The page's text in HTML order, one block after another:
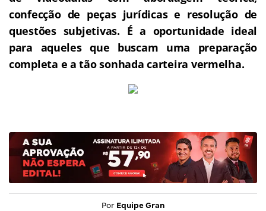
confecção de peças jurídicas e resolução de
questões subjetivas. É a oportunidade ideal
para aqueles que buscam uma preparação
completa e a tão sonhada carteira vermelha.
Por Equipe Gran